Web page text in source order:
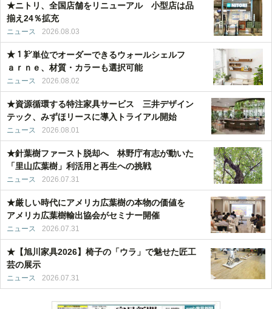
★ニトリ、全国店舗をリニューアル 小型店は品
揃え24％拡充
ニュース 2026.08.03
★１㌢単位でオーダーできるウォールシェルフ
ａｒｎｅ、材質・カラーも選択可能
ニュース 2026.08.02
★資源循環する特注家具サービス 三井デザイン
テック、みずほリースに導入トライアル開始
ニュース 2026.08.01
★針葉樹ファースト脱却へ 林野庁有志が動いた
「里山広葉樹」利活用と再生への挑戦
ニュース 2026.07.31
★厳しい時代にアメリカ広葉樹の本物の価値を
アメリカ広葉樹輸出協会がセミナー開催
ニュース 2026.07.31
★【旭川家具2026】椅子の「ウラ」で魅せた匠工
芸の展示
ニュース 2026.07.31